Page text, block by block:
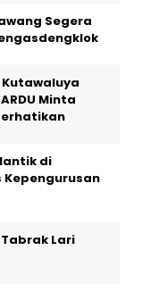
Segera
Minta
di
Kepengurusan
Lari